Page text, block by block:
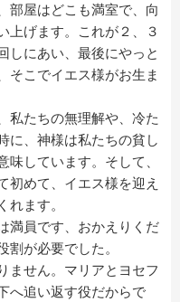
部屋はどこも満室で、向
上げます。これが２、３
しにあい、最後にやっと
そこでイエス様がお生ま
私たちの無理解や、冷た
に、神様は私たちの貧し
味しています。そして、
初めて、イエス様を迎え
れます。
満員です、おかえりくだ
割が必要でした。
ません。マリアとヨセフ
へ追い返す役だからで